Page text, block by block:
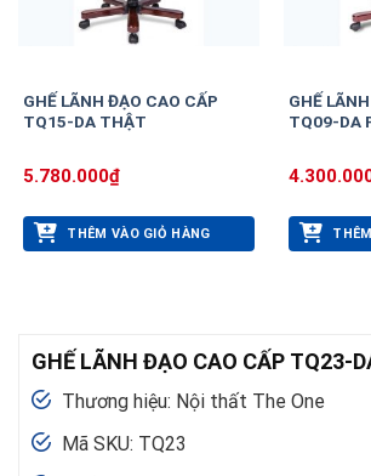
GHẾ LÃNH ĐẠO CAO CẤP
TQ15-DA THẬT
5.780.000₫
THÊM VÀO GIỎ HÀNG
GHẾ
TQ09-DA
GHẾ LÃNH ĐẠO CAO CẤP TQ23-
Thương hiệu: Nội thất The One
Mã SKU: TQ23